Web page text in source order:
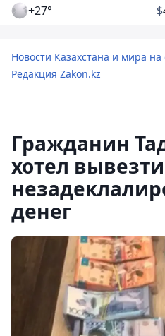
+27° $
Новости Казахстана и мира на
Редакция Zakon.kz
Гражданин
хотел
денег